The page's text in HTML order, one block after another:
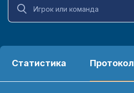
Статистика Протокол